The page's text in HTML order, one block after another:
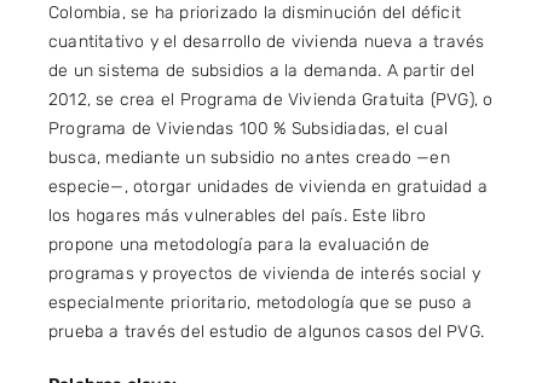
Colombia, se ha priorizado la disminución del déficit
cuantitativo y el desarrollo de vivienda nueva a través
de un sistema de subsidios a la demanda. A partir del
2012, se crea el Programa de Vivienda Gratuita (PVG), o
Programa de Viviendas 100 % Subsidiadas, el cual
busca, mediante un subsidio no antes creado —en
especie—, otorgar unidades de vivienda en gratuidad a
los hogares más vulnerables del país. Este libro
propone una metodología para la evaluación de
programas y proyectos de vivienda de interés social y
especialmente prioritario, metodología que se puso a
prueba a través del estudio de algunos casos del PVG.